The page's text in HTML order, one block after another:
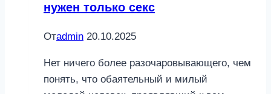
нужен только секс
Отadmin 20.10.2025
Нет ничего более разочаровывающего, чем
понять, что обаятельный и милый